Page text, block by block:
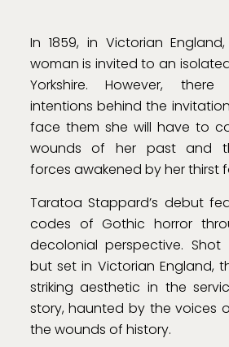
In 1859, in Victorian
woman is invited to an
Yorkshire. However,
intentions behind the
face them she will have to
wounds of her past and
forces awakened by her thirst
Taratoa Stappard’s debut
codes of Gothic horror
decolonial perspective. Shot
but set in Victorian England,
striking aesthetic in the
story, haunted by the voices
the wounds of history.